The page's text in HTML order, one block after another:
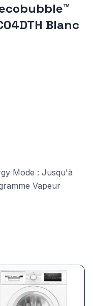
Blanc
Mode : Jusqu'à
Vapeur